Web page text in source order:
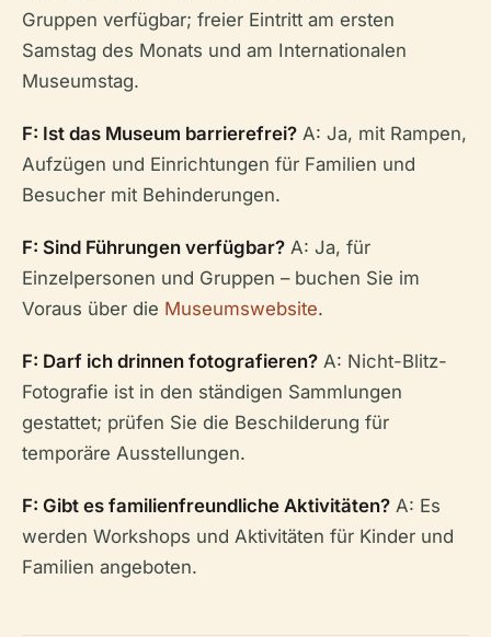
Gruppen verfügbar; freier Eintritt am ersten
Samstag des Monats und am Internationalen
Museumstag.
F: Ist das Museum barrierefrei? A: Ja, mit Rampen,
Aufzügen und Einrichtungen für Familien und
Besucher mit Behinderungen.
F: Sind Führungen verfügbar? A: Ja, für
Einzelpersonen und Gruppen – buchen Sie im
Voraus über die Museumswebsite.
F: Darf ich drinnen fotografieren? A: Nicht-Blitz-
Fotografie ist in den ständigen Sammlungen
gestattet; prüfen Sie die Beschilderung für
temporäre Ausstellungen.
F: Gibt es familienfreundliche Aktivitäten? A: Es
werden Workshops und Aktivitäten für Kinder und
Familien angeboten.